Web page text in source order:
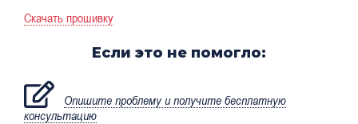
Скачать прошивку
Если это не помогло:
Опишите проблему и получите бесплатную
консультацию